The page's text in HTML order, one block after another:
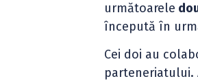
următoarele
începută în
Cei doi au
parteneriatului.